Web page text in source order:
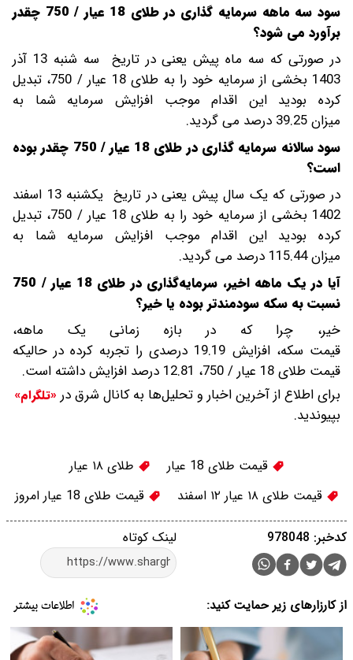
سود سه ماهه سرمایه گذاری در طلای 18 عیار / 750 چقدر
برآورد می شود؟
در صورتی که سه ماه پیش یعنی در تاریخ سه شنبه 13 آذر
1403 بخشی از سرمایه خود را به طلای 18 عیار / 750، تبدیل
کرده بودید این اقدام موجب افزایش سرمایه شما به
میزان 39.25 درصد می گردید.
سود سالانه سرمایه گذاری در طلای 18 عیار / 750 چقدر بوده
است؟
در صورتی که یک سال پیش یعنی در تاریخ یکشنبه 13 اسفند
1402 بخشی از سرمایه خود را به طلای 18 عیار / 750، تبدیل
کرده بودید این اقدام موجب افزایش سرمایه شما به
میزان 115.44 درصد می گردید.
آیا در یک ماهه اخیر، سرمایه‌گذاری در طلای 18 عیار / 750
نسبت به سکه سودمندتر بوده یا خیر؟
خیر، چرا که در بازه زمانی یک ماهه،
قیمت سکه، افزایش 19.19 درصدی را تجربه کرده در حالیکه
قیمت طلای 18 عیار / 750، 12.81 درصد افزایش داشته است.
برای اطلاع از آخرین اخبار و تحلیل‌ها به کانال شرق در «تلگرام»
بپیوندید.
قیمت طلای 18 عیار
طلای ۱۸ عیار
قیمت طلای ۱۸ عیار ۱۲ اسفند
قیمت طلای 18 عیار امروز
لینک کوتاه کدخبر: 978048
از کارزارهای زیر حمایت کنید: